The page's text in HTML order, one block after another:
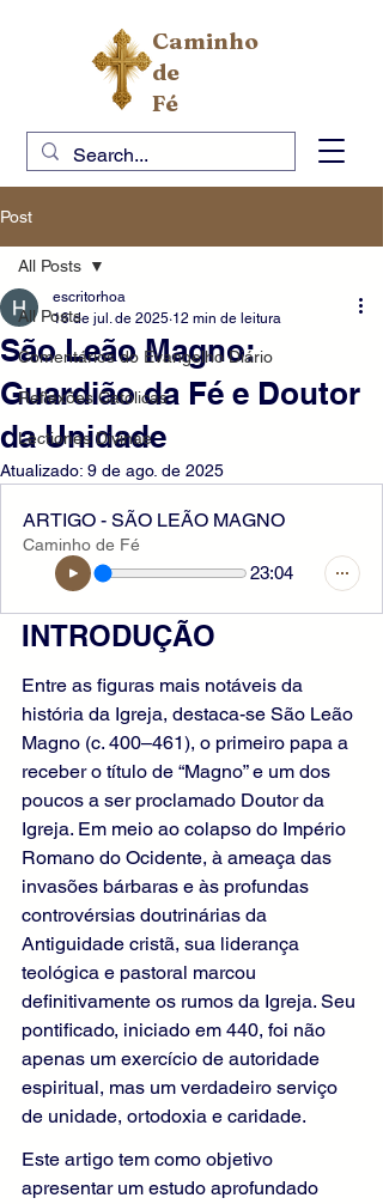
Caminho
de
Fé
Post
All Posts
Comentários do Evangelho Diário
Reflexões Católicas
Lectiones Divinae
All Posts
São Leão Magno:
Guardião da Fé e Doutor
da Unidade
escritorhoa
16 de jul. de 2025 12 min de leitura
Atualizado: 9 de ago. de 2025
ARTIGO - SÃO LEÃO MAGNO
Caminho de Fé
23:04
INTRODUÇÃO
Entre as figuras mais notáveis da
história da Igreja, destaca-se São Leão
Magno (c. 400–461), o primeiro papa a
receber o título de “Magno” e um dos
poucos a ser proclamado Doutor da
Igreja. Em meio ao colapso do Império
Romano do Ocidente, à ameaça das
invasões bárbaras e às profundas
controvérsias doutrinárias da
Antiguidade cristã, sua liderança
teológica e pastoral marcou
definitivamente os rumos da Igreja. Seu
pontificado, iniciado em 440, foi não
apenas um exercício de autoridade
espiritual, mas um verdadeiro serviço
de unidade, ortodoxia e caridade.
Este artigo tem como objetivo
apresentar um estudo aprofundado